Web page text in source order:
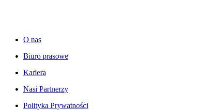
O nas
Biuro prasowe
Kariera
Nasi Partnerzy
Polityka Prywatności